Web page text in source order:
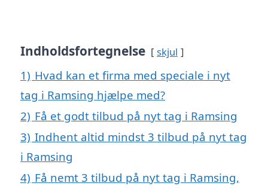
Indholdsfortegnelse skjul
1) Hvad kan et firma med speciale i nyt
tag i Ramsing hjælpe med?
2) Få et godt tilbud på nyt tag i Ramsing
3) Indhent altid mindst 3 tilbud på nyt tag
i Ramsing
4) Få nemt 3 tilbud på nyt tag i Ramsing,